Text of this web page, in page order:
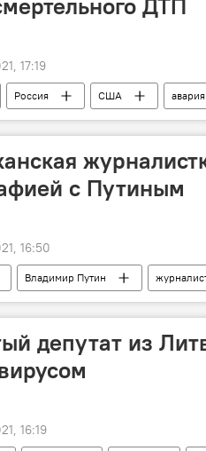
17:19
Россия США авария
Ксения Собчак
с Путиным
16:50
Владимир Путин
депутат из
16:19